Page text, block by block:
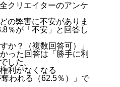
クリエイターのアンケ
の弊害に不安がありま
％が「不安」と回答し
か？（複数回答可）」
った回答は「勝手に利
した。
利がなくなる
われる（62.5％）」で